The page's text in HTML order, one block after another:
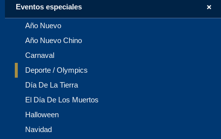
+
Eventos especiales
Año Nuevo
Año Nuevo Chino
Carnaval
Deporte / Olympics
Día De La Tierra
El Día De Los Muertos
Halloween
Navidad